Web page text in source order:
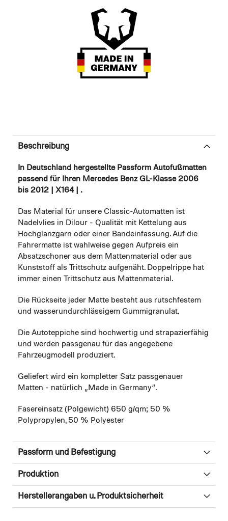
Beschreibung
In Deutschland hergestellte Passform Autofußmatten
passend für Ihren Mercedes Benz GL-Klasse 2006
bis 2012 | X164 | .
Das Material für unsere Classic-Automatten ist
Nadelvlies in Dilour - Qualität mit Kettelung aus
Hochglanzgarn oder einer Bandeinfassung. Auf die
Fahrermatte ist wahlweise gegen Aufpreis ein
Absatzschoner aus dem Mattenmaterial oder aus
Kunststoff als Trittschutz aufgenäht. Doppelrippe hat
immer einen Trittschutz aus Mattenmaterial.
Die Rückseite jeder Matte besteht aus rutschfestem
und wasserundurchlässigem Gummigranulat.
Die Autoteppiche sind hochwertig und strapazierfähig
und werden passgenau für das angegebene
Fahrzeugmodell produziert.
Geliefert wird ein kompletter Satz passgenauer
Matten - natürlich „Made in Germany“.
Fasereinsatz (Polgewicht) 650 g/qm; 50 %
Polypropylen, 50 % Polyester
Passform und Befestigung
Produktion
Herstellerangaben u. Produktsicherheit